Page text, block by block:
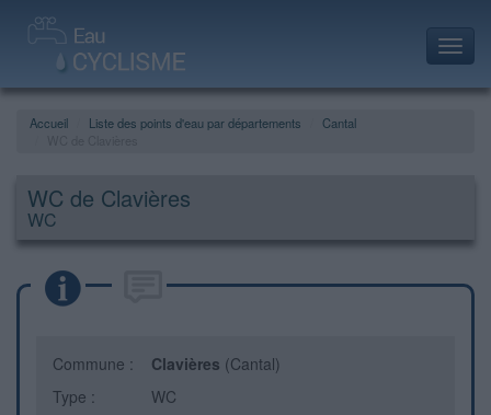
Accueil Liste des points d'eau par départements
Cantal
WC de Clavières
WC
Commune : Clavières (Cantal)
Type :
WC